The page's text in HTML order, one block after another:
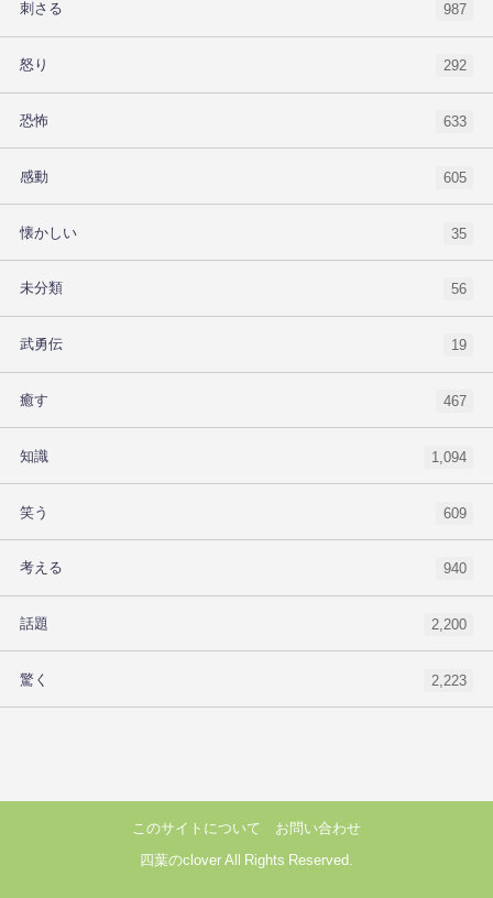
刺さる 987
怒り 292
恐怖 633
感動 605
懐かしい 35
未分類 56
武勇伝 19
癒す 467
知識 1,094
笑う 609
考える 940
話題 2,200
驚く 2,223
このサイトについて お問い合わせ
四葉のclover All Rights Reserved.